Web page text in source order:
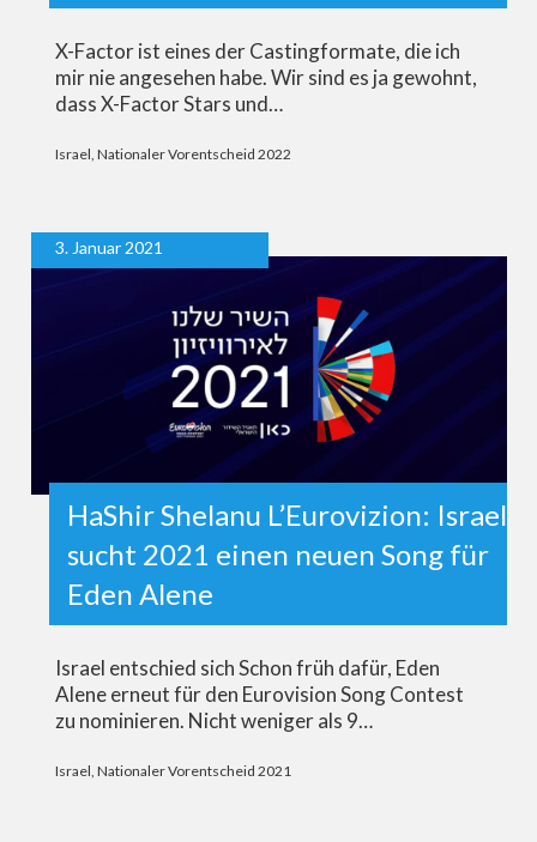
X-Factor ist eines der Castingformate, die ich
mir nie angesehen habe. Wir sind es ja gewohnt,
dass X-Factor Stars und…
Israel, Nationaler Vorentscheid 2022
3. Januar 2021
HaShir Shelanu L’Eurovizion: Israel
sucht 2021 einen neuen Song für
Eden Alene
Israel entschied sich Schon früh dafür, Eden
Alene erneut für den Eurovision Song Contest
zu nominieren. Nicht weniger als 9…
Israel Nationaler Vorentscheid 2021